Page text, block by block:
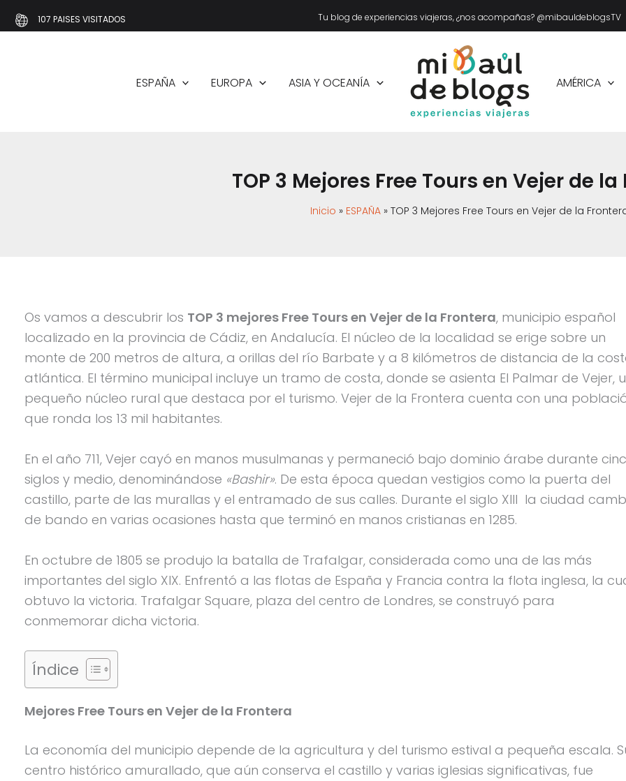
al
107 PAISES VISITADOS Tu blog de experiencias viajeras, ¿nos acompañas? @mibauldeblogsTV
ESPAÑA EUROPA ASIA Y OCEANÍA AMÉRICA
TOP 3 Mejores Free Tours en Vejer de
Inicio ESPAÑA TOP 3 Mejores Free Tours en Vejer de la
Os vamos a descubrir los TOP 3 mejores Free Tours en Vejer de la Frontera, municipio español
localizado en la provincia de Cádiz, en Andalucía. El núcleo de la localidad se erige sobre un
monte de 200 metros de altura, a orillas del río Barbate y a 8 kilómetros de distancia de la
atlántica. El término municipal incluye un tramo de costa, donde se asienta El Palmar de Vejer,
pequeño núcleo rural que destaca por el turismo. Vejer de la Frontera cuenta con una
que ronda los 13 mil habitantes.
En el año 711, Vejer cayó en manos musulmanas y permaneció bajo dominio árabe durante
siglos y medio, denominándose «Bashir». De esta época quedan vestigios como la puerta del
castillo, parte de las murallas y el entramado de sus calles. Durante el siglo XIII la ciudad
de bando en varias ocasiones hasta que terminó en manos cristianas en 1285.
En octubre de 1805 se produjo la batalla de Trafalgar, considerada como una de las más
importantes del siglo XIX. Enfrentó a las flotas de España y Francia contra la flota inglesa, la
obtuvo la victoria. Trafalgar Square, plaza del centro de Londres, se construyó para
conmemorar dicha victoria.
Índice
Mejores Free Tours en Vejer de la Frontera
La economía del municipio depende de la agricultura y del turismo estival a pequeña escala.
centro histórico amurallado, que aún conserva el castillo y varias iglesias significativas, fue